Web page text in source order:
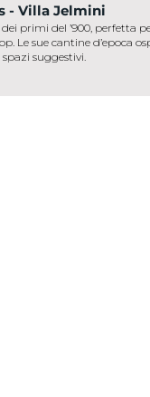
- Villa Jelmini
primi del ’900, perfetta
Le sue cantine d’epoca
suggestivi.